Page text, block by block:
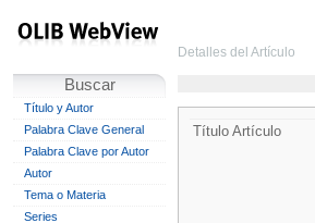
Buscar
Título y Autor
Palabra Clave General
Palabra Clave por Autor
Autor
Tema o Materia
Series
Detalles del Artículo
Título Artículo